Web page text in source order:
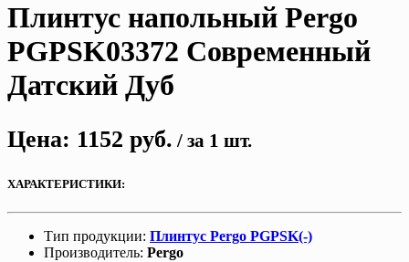
Плинтус напольный Pergo
PGPSK03372 Современный
Датский Дуб
Цена: 1152 руб. / за 1 шт.
ХАРАКТЕРИСТИКИ:
Тип продукции: Плинтус Pergo PGPSK(-)
Производитель: Pergo